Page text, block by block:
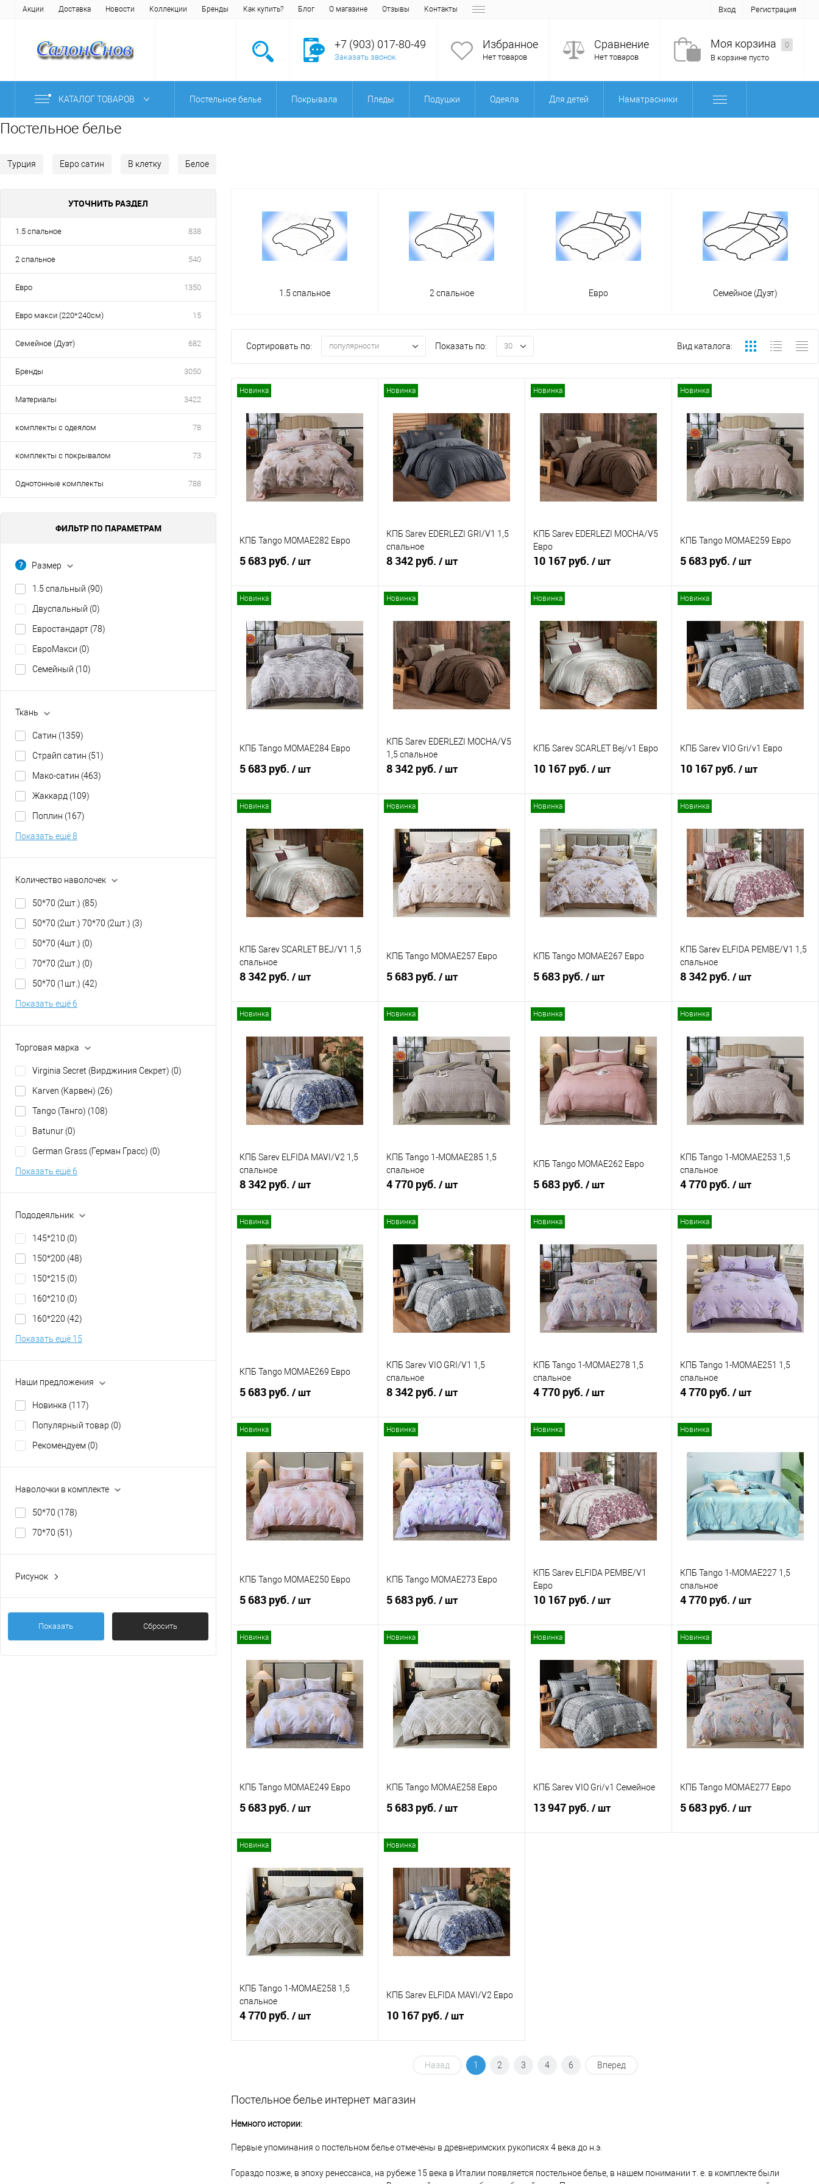
Акции Доставка Новости Коллекции Бренды Как купить? Блог О магазине Отзывы Контакты Вход Регистрация
+7 (903) 017-80-49
Заказать звонок
Избранное
Нет товаров
Сравнение
Нет товаров
Моя корзина
0
В корзине пусто
КАТАЛОГ ТОВАРОВ Постельное белье Покрывала Пледы Подушки Одеяла Для детей Наматрасники
Постельное белье
Турция Евро сатин В клетку Белое
УТОЧНИТЬ РАЗДЕЛ
1.5 спальное 838
2 спальное 540
Евро 1350
Евро макси (220*240см) 15
Семейное (Дуэт) 682
Бренды 3050
Материалы 3422
комплекты с одеялом 78
комплекты с покрывалом 73
Однотонные комплекты 788
ФИЛЬТР ПО ПАРАМЕТРАМ
Размер
1.5 спальный (90)
Двуспальный (0)
Евростандарт (78)
ЕвроМакси (0)
Семейный (10)
Ткань
Сатин (1359)
Страйп сатин (51)
Мако-сатин (463)
Жаккард (109)
Поплин (167)
Показать ещё 8
Количество наволочек
50*70 (2шт.) (85)
50*70 (2шт.) 70*70 (2шт.) (3)
50*70 (4шт.) (0)
70*70 (2шт.) (0)
50*70 (1шт.) (42)
Показать ещё 6
Торговая марка
Virginia Secret (Вирджиния Секрет) (0)
Karven (Карвен) (26)
Tango (Танго) (108)
Batunur (0)
German Grass (Герман Грасс) (0)
Показать ещё 6
Пододеяльник
145*210 (0)
150*200 (48)
150*215 (0)
160*210 (0)
160*220 (42)
Показать ещё 15
Наши предложения
Новинка (117)
Популярный товар (0)
Рекомендуем (0)
Наволочки в комплекте
50*70 (178)
70*70 (51)
Рисунок
Фрукты - Ягоды
Показать Сбросить
1.5 спальное 2 спальное Евро Семейное (Дуэт)
Сортировать по: популярности Показать по: 30 Вид каталога:
Новинка
КПБ Tango MOMAE282 Евро
5 683 руб. / шт
Купить в 1 клик
Сравнение
В избранное
В наличии
Новинка
КПБ Sarev EDERLEZI GRI/V1 1,5
спальное
8 342 руб. / шт
Купить в 1 клик
Сравнение
В избранное
В наличии
Новинка
КПБ Sarev EDERLEZI MOCHA/V5
Евро
10 167 руб. / шт
Купить в 1 клик
Сравнение
В избранное
В наличии
Новинка
КПБ Tango MOMAE259 Евро
5 683 руб. / шт
Купить в 1 клик
Сравнение
В избранное
В наличии
Новинка
КПБ Tango MOMAE284 Евро
5 683 руб. / шт
Купить в 1 клик
Сравнение
В избранное
В наличии
Новинка
КПБ Sarev EDERLEZI MOCHA/V5
1,5 спальное
8 342 руб. / шт
Купить в 1 клик
Сравнение
В избранное
В наличии
Новинка
КПБ Sarev SCARLET Bej/v1 Евро
10 167 руб. / шт
Купить в 1 клик
Сравнение
В избранное
В наличии
Новинка
КПБ Sarev VIO Gri/v1 Евро
10 167 руб. / шт
Купить в 1 клик
Сравнение
В избранное
В наличии
Новинка
КПБ Sarev SCARLET BEJ/V1 1,5
спальное
8 342 руб. / шт
Купить в 1 клик
Сравнение
В избранное
В наличии
Новинка
КПБ Tango MOMAE257 Евро
5 683 руб. / шт
Купить в 1 клик
Сравнение
В избранное
В наличии
Новинка
КПБ Tango MOMAE267 Евро
5 683 руб. / шт
Купить в 1 клик
Сравнение
В избранное
В наличии
Новинка
КПБ Sarev ELFIDA PEMBE/V1 1,5
спальное
8 342 руб. / шт
Купить в 1 клик
Сравнение
В избранное
В наличии
Новинка
КПБ Sarev ELFIDA MAVI/V2 1,5
спальное
8 342 руб. / шт
Купить в 1 клик
Сравнение
В избранное
В наличии
Новинка
КПБ Tango 1-MOMAE285 1,5
спальное
4 770 руб. / шт
Купить в 1 клик
Сравнение
В избранное
В наличии
Новинка
КПБ Tango MOMAE262 Евро
5 683 руб. / шт
Купить в 1 клик
Сравнение
В избранное
В наличии
Новинка
КПБ Tango 1-MOMAE253 1,5
спальное
4 770 руб. / шт
Купить в 1 клик
Сравнение
В избранное
В наличии
Новинка
КПБ Tango MOMAE269 Евро
5 683 руб. / шт
Купить в 1 клик
Сравнение
В избранное
В наличии
Новинка
КПБ Sarev VIO GRI/V1 1,5
спальное
8 342 руб. / шт
Купить в 1 клик
Сравнение
В избранное
В наличии
Новинка
КПБ Tango 1-MOMAE278 1,5
спальное
4 770 руб. / шт
Купить в 1 клик
Сравнение
В избранное
В наличии
Новинка
КПБ Tango 1-MOMAE251 1,5
спальное
4 770 руб. / шт
Купить в 1 клик
Сравнение
В избранное
В наличии
Новинка
КПБ Tango MOMAE250 Евро
5 683 руб. / шт
Купить в 1 клик
Сравнение
В избранное
В наличии
Новинка
КПБ Tango MOMAE273 Евро
5 683 руб. / шт
Купить в 1 клик
Сравнение
В избранное
В наличии
Новинка
КПБ Sarev ELFIDA PEMBE/V1
Евро
10 167 руб. / шт
Купить в 1 клик
Сравнение
В избранное
В наличии
Новинка
КПБ Tango 1-MOMAE227 1,5
спальное
4 770 руб. / шт
Купить в 1 клик
Сравнение
В избранное
В наличии
Новинка
КПБ Tango MOMAE249 Евро
5 683 руб. / шт
Купить в 1 клик
Сравнение
В избранное
В наличии
Новинка
КПБ Tango MOMAE258 Евро
5 683 руб. / шт
Купить в 1 клик
Сравнение
В избранное
В наличии
Новинка
КПБ Sarev VIO Gri/v1 Семейное
13 947 руб. / шт
Новинка
КПБ Tango MOMAE277 Евро
5 683 руб. / шт
Новинка
КПБ Tango 1-MOMAE258 1,5
спальное
4 770 руб. / шт
Купить в 1 клик
Сравнение
Новинка
КПБ Sarev ELFIDA MAVI/V2 Евро
10 167 руб. / шт
В корзину
Купить в 1 клик
Назад 1 2 3 4 6 Вперед
Постельное белье интернет магазин
Немного истории:
Первые упоминания о постельном белье отмечены в древнеримских рукописях 4 века до н.э.
Гораздо позже, в эпоху ренессанса, на рубеже 15 века в Италии появляется постельное белье, в нашем понимании т. е. в комплекте были